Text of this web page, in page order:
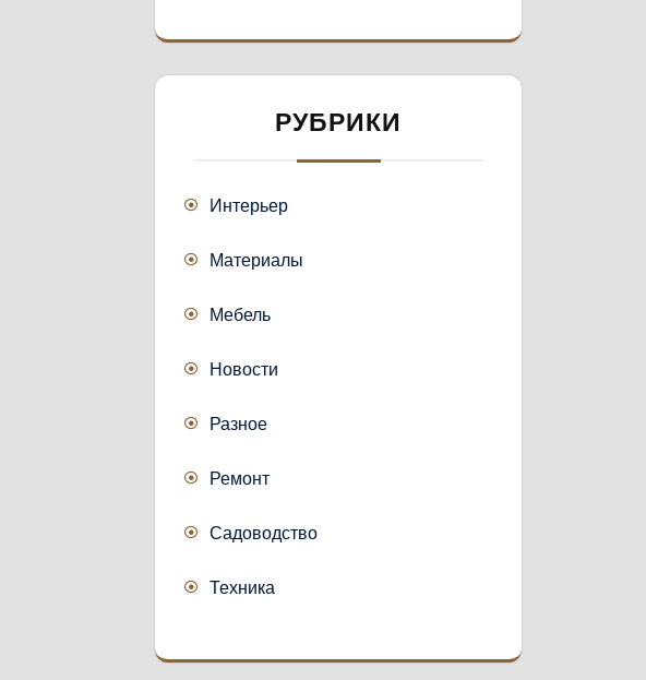
РУБРИКИ
Интерьер
Материалы
Мебель
Новости
Разное
Ремонт
Садоводство
Техника